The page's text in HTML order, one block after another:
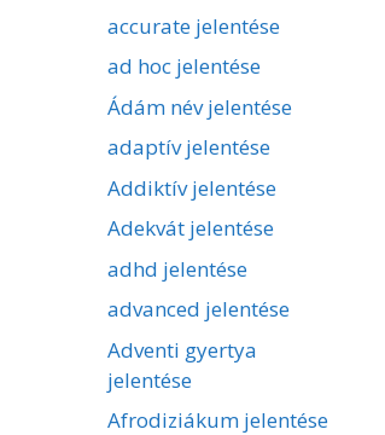
accurate jelentése
ad hoc jelentése
Ádám név jelentése
adaptív jelentése
Addiktív jelentése
Adekvát jelentése
adhd jelentése
advanced jelentése
Adventi gyertya
jelentése
Afrodiziákum jelentése